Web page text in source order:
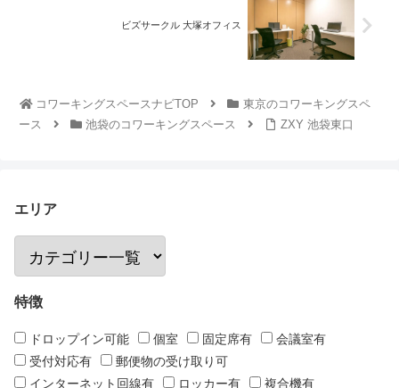
ビズサークル 大塚オフィス
コワーキングスペースナビTOP
東京のコワーキングスペ
ース
池袋のコワーキングスペース ZXY 池袋東口
エリア
特徴
ドロップイン可能 個室 固定席有
会議室有
受付対応有
郵便物の受け取り可
インターネット回線有
ロッカー有
複合機有